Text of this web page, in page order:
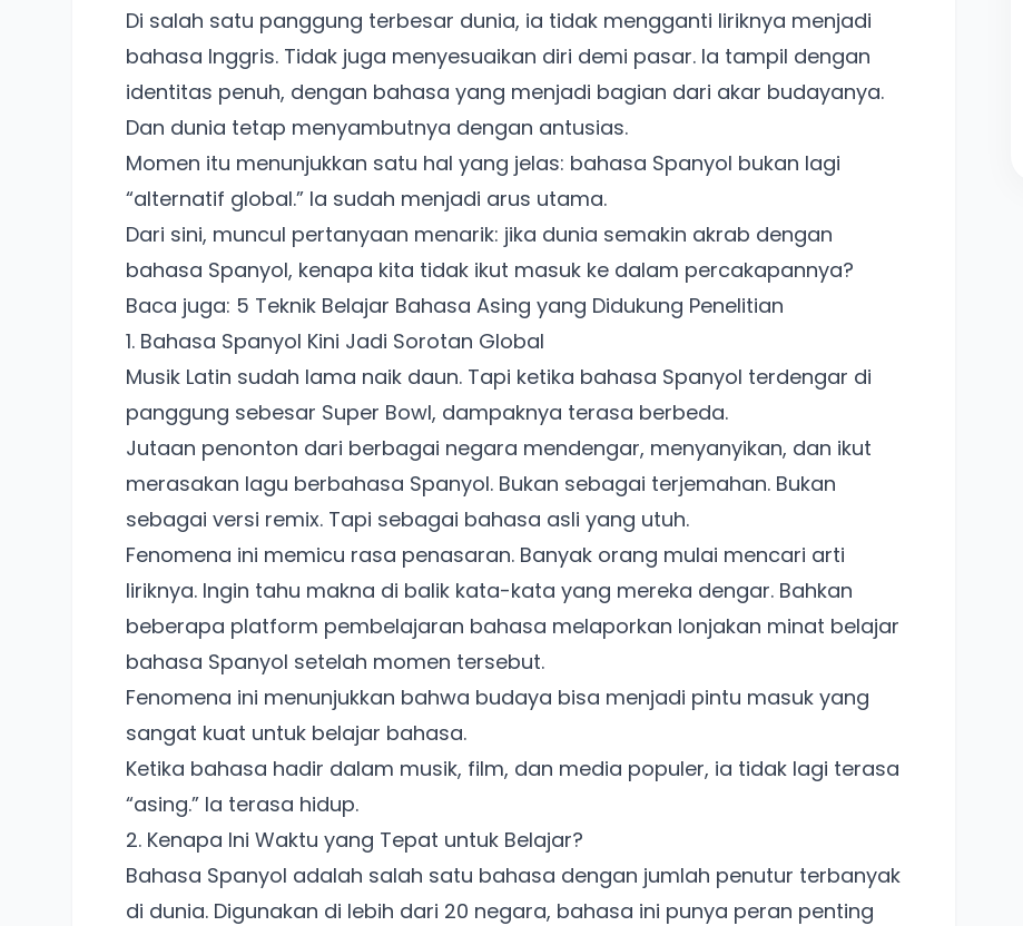
Di salah satu panggung terbesar dunia, ia tidak mengganti liriknya menjadi
bahasa Inggris. Tidak juga menyesuaikan diri demi pasar. Ia tampil dengan
identitas penuh, dengan bahasa yang menjadi bagian dari akar budayanya.
Dan dunia tetap menyambutnya dengan antusias.
Momen itu menunjukkan satu hal yang jelas: bahasa Spanyol bukan lagi
“alternatif global.” Ia sudah menjadi arus utama.
Dari sini, muncul pertanyaan menarik: jika dunia semakin akrab dengan
bahasa Spanyol, kenapa kita tidak ikut masuk ke dalam percakapannya?
Baca juga: 5 Teknik Belajar Bahasa Asing yang Didukung Penelitian
1. Bahasa Spanyol Kini Jadi Sorotan Global
Musik Latin sudah lama naik daun. Tapi ketika bahasa Spanyol terdengar di
panggung sebesar Super Bowl, dampaknya terasa berbeda.
Jutaan penonton dari berbagai negara mendengar, menyanyikan, dan ikut
merasakan lagu berbahasa Spanyol. Bukan sebagai terjemahan. Bukan
sebagai versi remix. Tapi sebagai bahasa asli yang utuh.
Fenomena ini memicu rasa penasaran. Banyak orang mulai mencari arti
liriknya. Ingin tahu makna di balik kata-kata yang mereka dengar. Bahkan
beberapa platform pembelajaran bahasa melaporkan lonjakan minat belajar
bahasa Spanyol setelah momen tersebut.
Fenomena ini menunjukkan bahwa budaya bisa menjadi pintu masuk yang
sangat kuat untuk belajar bahasa.
Ketika bahasa hadir dalam musik, film, dan media populer, ia tidak lagi terasa
“asing.” Ia terasa hidup.
2. Kenapa Ini Waktu yang Tepat untuk Belajar?
Bahasa Spanyol adalah salah satu bahasa dengan jumlah penutur terbanyak
di dunia. Digunakan di lebih dari 20 negara, bahasa ini punya peran penting